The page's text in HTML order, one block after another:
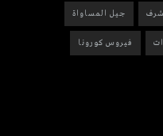
جيل المساواة
فيروس كورونا